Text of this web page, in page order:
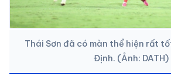
Thái Sơn đã có màn thể hiện rất
Định. (Ảnh: DATH)